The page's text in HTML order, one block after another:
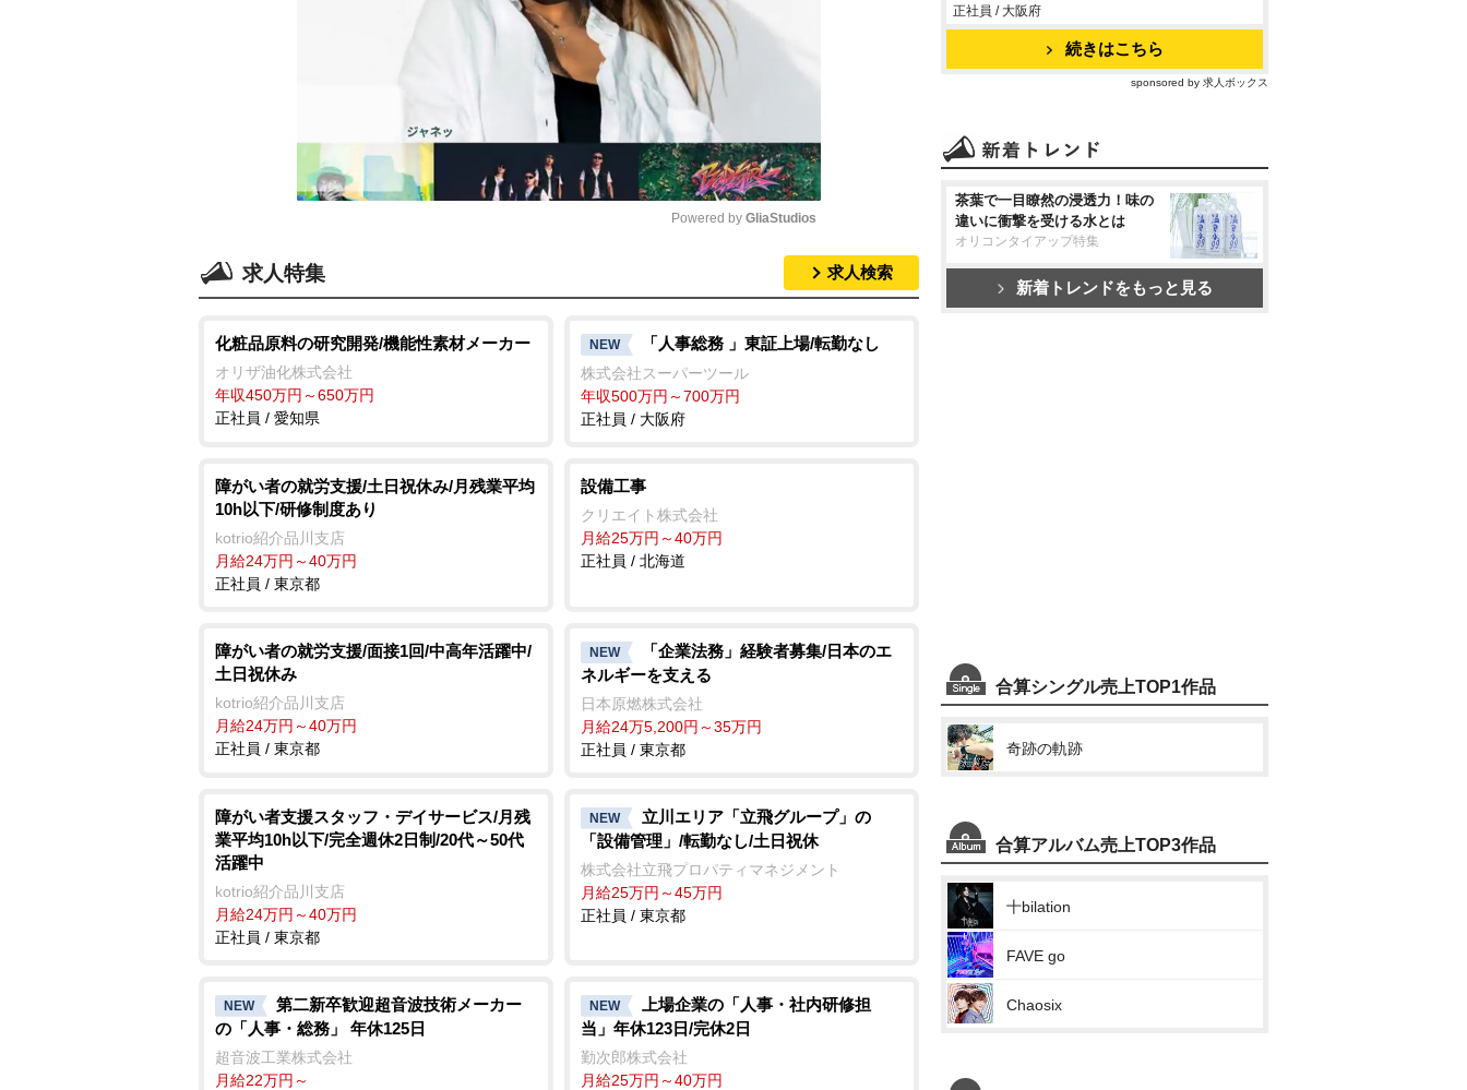
e
Powered by GliaStudios
求人特集 求人検索
化粧品原料の研究開発/機能性素材メーカー
オリザ油化株式会社
年収450万円～650万円
正社員 / 愛知県
NEW 「人事総務 」東証上場/転勤なし
株式会社スーパーツール
年収500万円～700万円
正社員 / 大阪府
障がい者の就労支援/土日祝休み/月残業平均
10h以下/研修制度あり
kotrio紹介品川支店
月給24万円～40万円
正社員 / 東京都
設備工事
クリエイト株式会社
月給25万円～40万円
正社員 / 北海道
障がい者の就労支援/面接1回/中高年活躍中/
土日祝休み
kotrio紹介品川支店
月給24万円～40万円
正社員 / 東京都
NEW
「企業法務」経験者募集/日本のエ
ネルギーを支える
日本原燃株式会社
月給24万5,200円～35万円
正社員 / 東京都
障がい者支援スタッフ・デイサービス/月残
業平均10h以下/完全週休2日制/20代～50代
活躍中
kotrio紹介品川支店
月給24万円～40万円
正社員 / 東京都
NEW
立川エリア「立飛グループ」の
「設備管理」/転勤なし/土日祝休
株式会社立飛プロパティマネジメント
月給25万円～45万円
正社員 / 東京都
NEW
第二新卒歓迎超音波技術メーカー
の「人事・総務」 年休125日
超音波工業株式会社
月給22万円～
NEW
上場企業の「人事・社内研修担
当」年休123日/完休2日
勤次郎株式会社
月給25万円～40万円
正社員 / 大阪府
続きはこちら
sponsored by 求人ボックス
茶葉で一目瞭然の浸透力！味の
違いに衝撃を受ける水とは
オリコンタイアップ特集
新着トレンドをもっと見る
合算シングル売上TOP1作品
奇跡の軌跡
合算アルバム売上TOP3作品
十bilation
FAVE go
Chaosix